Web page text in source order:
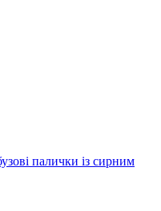
палички із сирним